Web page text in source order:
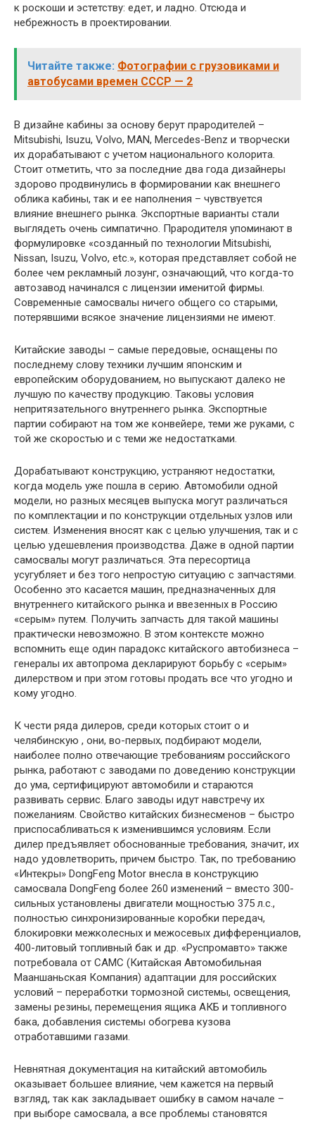
к роскоши и эстетству: едет, и ладно. Отсюда и
небрежность в проектировании.
Читайте также: Фотографии с грузовиками и
автобусами времен СССР — 2
В дизайне кабины за основу берут прародителей –
Mitsubishi, Isuzu, Volvo, MAN, Mercedes-Benz и творчески
их дорабатывают с учетом национального колорита.
Стоит отметить, что за последние два года дизайнеры
здорово продвинулись в формировании как внешнего
облика кабины, так и ее наполнения – чувствуется
влияние внешнего рынка. Экспортные варианты стали
выглядеть очень симпатично. Прародителя упоминают в
формулировке «созданный по технологии Mitsubishi,
Nissan, Isuzu, Volvo, etc.», которая представляет собой не
более чем рекламный лозунг, означающий, что когда-то
автозавод начинался с лицензии именитой фирмы.
Современные самосвалы ничего общего со старыми,
потерявшими всякое значение лицензиями не имеют.
Китайские заводы – самые передовые, оснащены по
последнему слову техники лучшим японским и
европейским оборудованием, но выпускают далеко не
лучшую по качеству продукцию. Таковы условия
непритязательного внутреннего рынка. Экспортные
партии собирают на том же конвейере, теми же руками, с
той же скоростью и с теми же недостатками.
Дорабатывают конструкцию, устраняют недостатки,
когда модель уже пошла в серию. Автомобили одной
модели, но разных месяцев выпуска могут различаться
по комплектации и по конструкции отдельных узлов или
систем. Изменения вносят как с целью улучшения, так и с
целью удешевления производства. Даже в одной партии
самосвалы могут различаться. Эта пересортица
усугубляет и без того непростую ситуацию с запчастями.
Особенно это касается машин, предназначенных для
внутреннего китайского рынка и ввезенных в Россию
«серым» путем. Получить запчасть для такой машины
практически невозможно. В этом контексте можно
вспомнить еще один парадокс китайского автобизнеса –
генералы их автопрома декларируют борьбу с «серым»
дилерством и при этом готовы продать все что угодно и
кому угодно.
К чести ряда дилеров, среди которых стоит о и
челябинскую , они, во-первых, подбирают модели,
наиболее полно отвечающие требованиям российского
рынка, работают с заводами по доведению конструкции
до ума, сертифицируют автомобили и стараются
развивать сервис. Благо заводы идут навстречу их
пожеланиям. Свойство китайских бизнесменов – быстро
приспосабливаться к изменившимся условиям. Если
дилер предъявляет обоснованные требования, значит, их
надо удовлетворить, причем быстро. Так, по требованию
«Интекры» DongFeng Motor внесла в конструкцию
самосвала DongFeng более 260 изменений – вместо 300-
сильных установлены двигатели мощностью 375 л.с.,
полностью синхронизированные коробки передач,
блокировки межколесных и межосевых дифференциалов,
400-литовый топливный бак и др. «Руспромавто» также
потребовала от САМС (Китайская Автомобильная
Мааншаньская Компания) адаптации для российских
условий – переработки тормозной системы, освещения,
замены резины, перемещения ящика АКБ и топливного
бака, добавления системы обогрева кузова
отработавшими газами.
Невнятная документация на китайский автомобиль
оказывает большее влияние, чем кажется на первый
взгляд, так как закладывает ошибку в самом начале –
при выборе самосвала, а все проблемы становятся